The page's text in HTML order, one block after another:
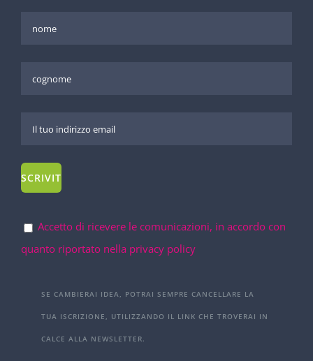
Accetto di ricevere le comunicazioni, in accordo con
quanto riportato nella privacy policy
SE CAMBIERAI IDEA, POTRAI SEMPRE CANCELLARE LA
TUA ISCRIZIONE, UTILIZZANDO IL LINK CHE TROVERAI IN
CALCE ALLA NEWSLETTER.